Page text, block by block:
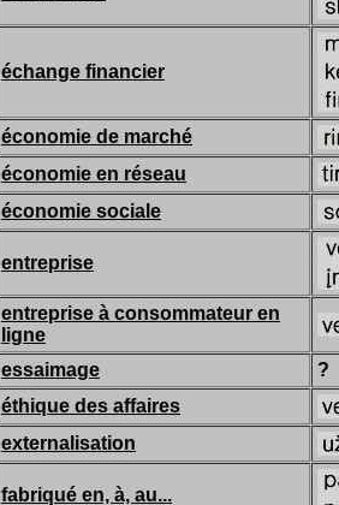
échange financier
économie de marché
économie en réseau
économie sociale
entreprise
entreprise à consommateur en
ligne
essaimage
?
éthique des affaires
externalisation
fabriqué en, à, au...